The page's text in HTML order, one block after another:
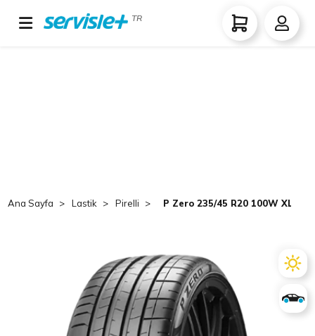
TR
Ana Sayfa Lastik Pirelli P Zero 235/45 R20 100W XL MO